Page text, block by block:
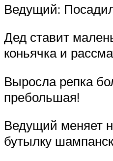
Ведущий:
Дед ставит
коньячка и
Выросла репка
пребольшая!
Ведущий меняет
бутылку